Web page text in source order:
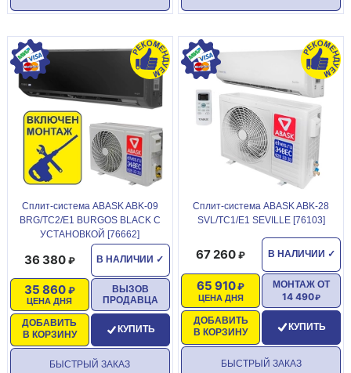
Сплит-система ABASK ABK-09
BRG/TC2/E1 BURGOS BLACK С
УСТАНОВКОЙ [76662]
В НАЛИЧИИ ✓
36 380
ЦЕНА ДНЯ
35 860
ДОБАВИТЬ
В КОРЗИНУ
ВЫЗОВ
ПРОДАВЦА
КУПИТЬ
БЫСТРЫЙ ЗАКАЗ
Сплит-система ABASK ABK-28
SVL/TC1/E1 SEVILLE [76103]
В НАЛИЧИИ ✓
67 260
ЦЕНА ДНЯ
65 910
ДОБАВИТЬ
В КОРЗИНУ
МОНТАЖ ОТ
14 490
КУПИТЬ
БЫСТРЫЙ ЗАКАЗ